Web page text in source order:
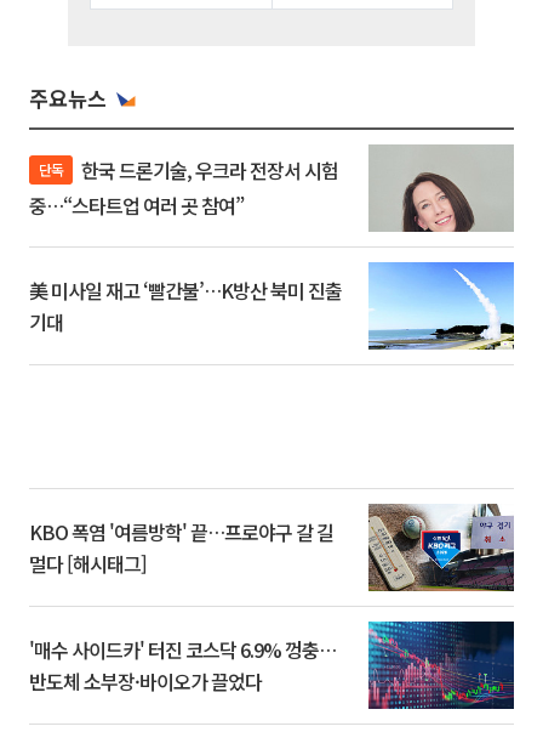
주요뉴스
단독
중…“스타트업 여러 곳 참여”
美 미사일 재고 ‘빨간불’…K방산 북미 진출
기대
KBO 폭염 '여름방학' 끝…프로야구 갈 길
멀다 [해시태그]
'매수 사이드카' 터진 코스닥 6.9% 껑충…
반도체 소부장·바이오가 끌었다